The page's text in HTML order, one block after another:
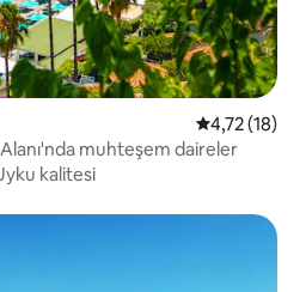
5 üzerinden
4,72 (18)
muhteşem daireler
kalitesi